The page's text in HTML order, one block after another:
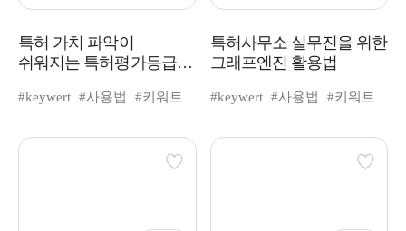
특허 가치 파악이
쉬워지는 특허평가등급
#keywert #사용법 #키워트
특허사무소 실무진을 위한
그래프엔진 활용법
#keywert #사용법 #키워트